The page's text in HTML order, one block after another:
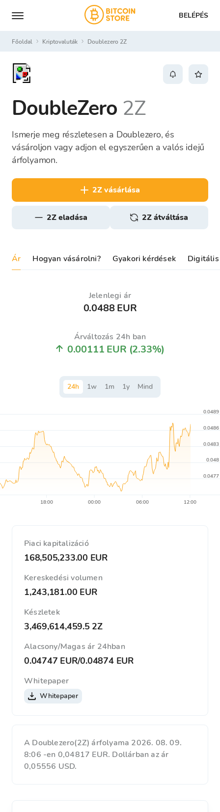
BELÉPÉS
Főoldal Kriptovaluták Doublezero 2Z
DoubleZero 2Z
Ismerje meg részletesen a Doublezero, és
vásároljon vagy adjon el egyszerűen a valós idejű
árfolyamon.
2Z vásárlása
2Z eladása 2Z átváltása
Ár Hogyan vásárolni? Gyakori kérdések Digitális
Jelenlegi ár
0.0488 EUR
Árváltozás 24h ban
0.00111 EUR (2.33%)
24h 1w 1m 1y Mind
18:00 00:00 06:00 12:00
0.0477
0.048
0.0483
0.0486
0.0489
Piaci kapitalizáció
168,505,233.00 EUR
Kereskedési volumen
1,243,181.00 EUR
Készletek
3,469,614,459.5 2Z
Alacsony/Magas ár 24hban
0.04747 EUR/0.04874 EUR
Whitepaper
Whitepaper
A Doublezero(2Z) árfolyama 2026. 08. 09.
8:06 -en 0,04817 EUR. Dollárban az ár
0,05556 USD.